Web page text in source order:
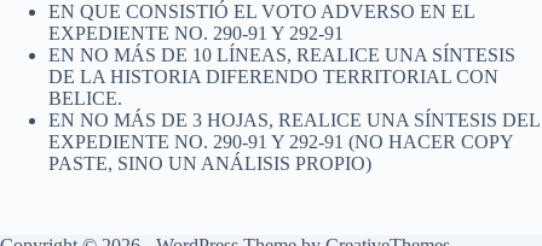
EN QUE CONSISTIÓ EL VOTO ADVERSO EN EL
EXPEDIENTE NO. 290-91 Y 292-91
EN NO MÁS DE 10 LÍNEAS, REALICE UNA SÍNTESIS
DE LA HISTORIA DIFERENDO TERRITORIAL CON
BELICE.
EN NO MÁS DE 3 HOJAS, REALICE UNA SÍNTESIS DEL
EXPEDIENTE NO. 290-91 Y 292-91 (NO HACER COPY
PASTE, SINO UN ANÁLISIS PROPIO)